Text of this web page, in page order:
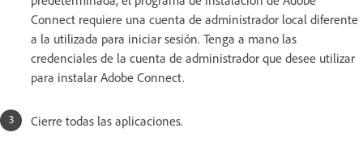
Connect requiere una cuenta de administrador local diferente
a la utilizada para iniciar sesión. Tenga a mano las
credenciales de la cuenta de administrador que desee utilizar
para instalar Adobe Connect.
Cierre todas las aplicaciones.